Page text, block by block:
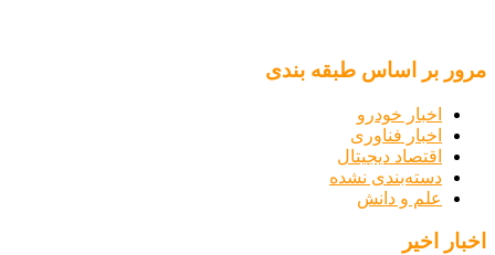
مرور بر اساس طبقه بندی
اخبار خودرو
اخبار فناوری
اقتصاد دیجیتال
دسته‌بندی نشده
علم و دانش
اخبار اخیر